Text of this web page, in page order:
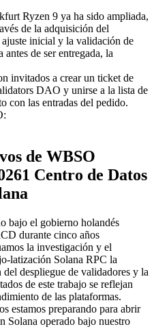
Ryzen 9 ya ha sido ampliada,
de la adquisición del
inicial y la validación de
de ser entregada, la
invitados a crear un ticket de
DAO y unirse a la lista de
con las entradas del pedido.
de WBSO
Centro de Datos
bajo el gobierno holandés
durante cinco años
la investigación y el
latización Solana RPC la
despliegue de validadores y la
de este trabajo se reflejan
de las plataformas.
estamos preparando para abrir
Solana operado bajo nuestro